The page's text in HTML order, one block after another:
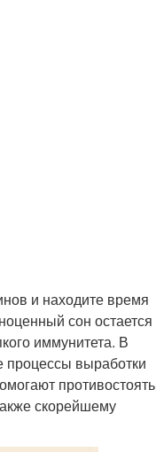
и находите время
сон остается
иммунитета. В
выработки
противостоять
скорейшему